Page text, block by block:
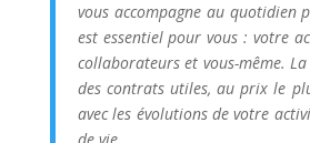
vous accompagne au quotidien
est essentiel pour vous : votre
collaborateurs et vous-même.
des contrats utiles, au prix le
avec les évolutions de votre